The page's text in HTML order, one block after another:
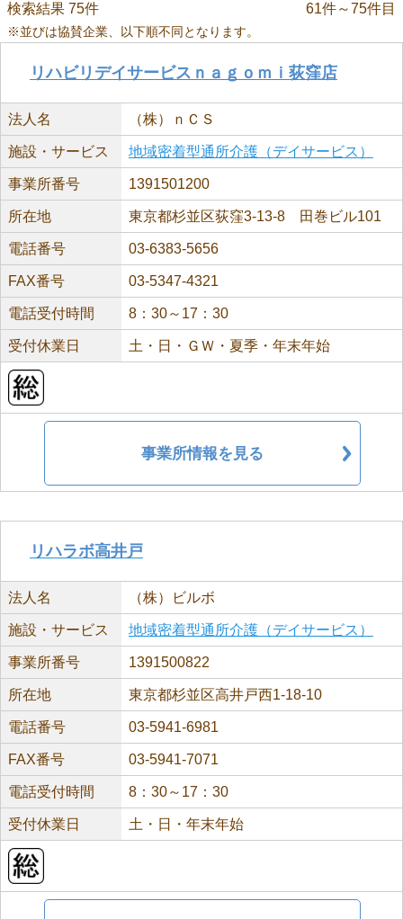
検索結果 75件 61件～75件目
※並びは協賛企業、以下順不同となります。
リハビリデイサービスｎａｇｏｍｉ荻窪店
法人名 （株）ｎＣＳ
施設・サービス 地域密着型通所介護（デイサービス）
事業所番号 1391501200
所在地 東京都杉並区荻窪3-13-8 田巻ビル101
電話番号 03-6383-5656
FAX番号 03-5347-4321
電話受付時間 8：30～17：30
受付休業日 土・日・ＧＷ・夏季・年末年始
事業所情報を見る
リハラボ高井戸
法人名 （株）ビルボ
施設・サービス 地域密着型通所介護（デイサービス）
事業所番号 1391500822
所在地 東京都杉並区高井戸西1-18-10
電話番号 03-5941-6981
FAX番号 03-5941-7071
電話受付時間 8：30～17：30
受付休業日 土・日・年末年始